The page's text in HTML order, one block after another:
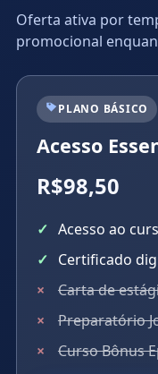
Oferta ativa por
promocional
PLANO BÁSICO
Acesso
R$98,50
Acesso ao
Certificado
Carta de
Preparatório
Curso Bônus